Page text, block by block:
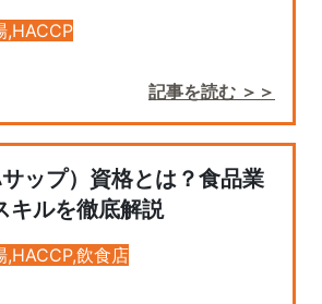
,HACCP
記事を読む ＞＞
ップ）資格とは？食品業
キルを徹底解説
,HACCP,飲食店